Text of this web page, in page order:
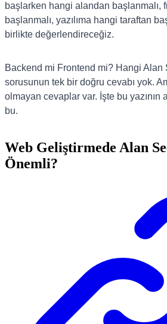
başlarken hangi alandan başlanmalı,
başlanmalı, yazılıma hangi taraftan
birlikte değerlendireceğiz.
Backend mi Frontend mi? Hangi
sorusunun tek bir doğru cevabı yok.
olmayan cevaplar var. İşte bu yazının
bu.
Web Geliştirmede Alan
Önemli?